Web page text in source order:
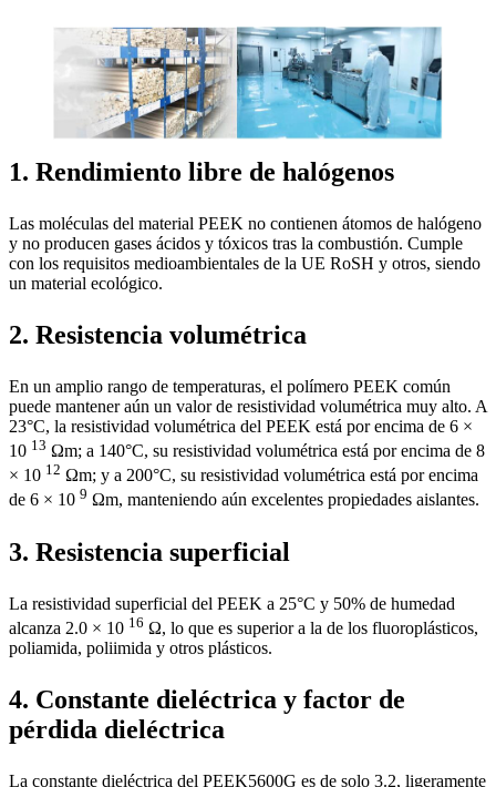
1. Rendimiento libre de halógenos
Las moléculas del material PEEK no contienen átomos de halógeno
y no producen gases ácidos y tóxicos tras la combustión. Cumple
con los requisitos medioambientales de la UE RoSH y otros, siendo
un material ecológico.
2. Resistencia volumétrica
En un amplio rango de temperaturas, el polímero PEEK común
puede mantener aún un valor de resistividad volumétrica muy alto. A
23°C, la resistividad volumétrica del PEEK está por encima de 6 ×
10 13 Ωm; a 140°C, su resistividad volumétrica está por encima de 8
× 10 12 Ωm; y a 200°C, su resistividad volumétrica está por encima
de 6 × 10 9 Ωm, manteniendo aún excelentes propiedades aislantes.
3. Resistencia superficial
La resistividad superficial del PEEK a 25°C y 50% de humedad
alcanza 2.0 × 10 16 Ω, lo que es superior a la de los fluoroplásticos,
poliamida, poliimida y otros plásticos.
4. Constante dieléctrica y factor de
pérdida dieléctrica
La constante dieléctrica del PEEK5600G es de solo 3.2, ligeramente